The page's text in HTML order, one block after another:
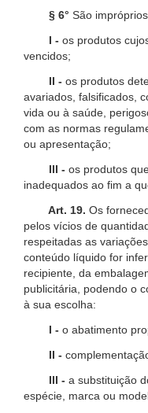
§ 6° São
I - os produtos
vencidos;
II - os produtos
avariados, falsificados,
vida ou à saúde,
com as normas
ou apresentação;
III - os produtos
inadequados ao fim a
Art. 19. Os
pelos vícios de
respeitadas as
conteúdo líquido for
recipiente, da
publicitária, podendo o
à sua escolha:
I - o abatimento
II -
III - a substituição
espécie, marca ou